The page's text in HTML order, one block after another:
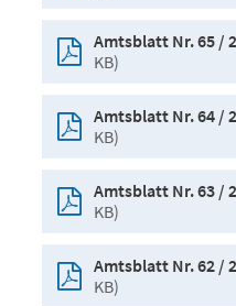
Amtsblatt Nr. 65 /
KB)
Amtsblatt Nr. 64 /
KB)
Amtsblatt Nr. 63 /
KB)
Amtsblatt Nr. 62 /
KB)